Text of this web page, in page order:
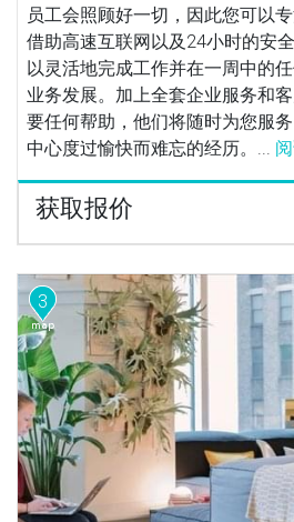
员工会照顾好一切，因此您可以
借助高速互联网以及24小时的安
以灵活地完成工作并在一周中的
业务发展。加上全套企业服务和
要任何帮助，他们将随时为您服
中心度过愉快而难忘的经历。...
获取报价
3